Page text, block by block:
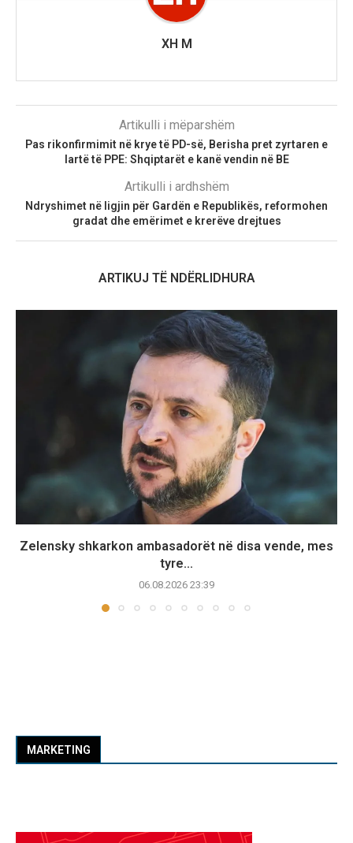
XH M
Artikulli i mëparshëm
Pas rikonfirmimit në krye të PD-së, Berisha pret zyrtaren e
lartë të PPE: Shqiptarët e kanë vendin në BE
Artikulli i ardhshëm
Ndryshimet në ligjin për Gardën e Republikës, reformohen
gradat dhe emërimet e krerëve drejtues
ARTIKUJ TË NDËRLIDHURA
Zelensky shkarkon ambasadorët në disa vende, mes
tyre...
06.08.2026 23:39
MARKETING